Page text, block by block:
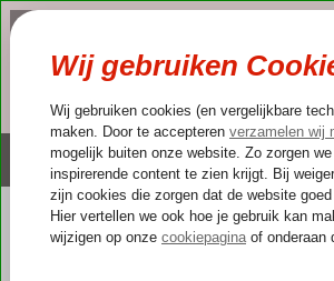
NAZOMER
Altijd inclusief huurauto